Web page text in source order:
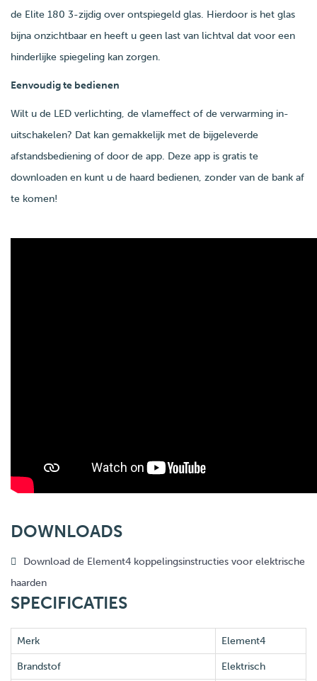
de Elite 180 3-zijdig over ontspiegeld glas. Hierdoor is het glas
bijna onzichtbaar en heeft u geen last van lichtval dat voor een
hinderlijke spiegeling kan zorgen.
Eenvoudig te bedienen
Wilt u de LED verlichting, de vlameffect of de verwarming in-
uitschakelen? Dat kan gemakkelijk met de bijgeleverde
afstandsbediening of door de app. Deze app is gratis te
downloaden en kunt u de haard bedienen, zonder van de bank af
te komen!
DOWNLOADS
Download de Element4 koppelingsinstructies voor elektrische
haarden
SPECIFICATIES
Merk Element4
Brandstof Elektrisch